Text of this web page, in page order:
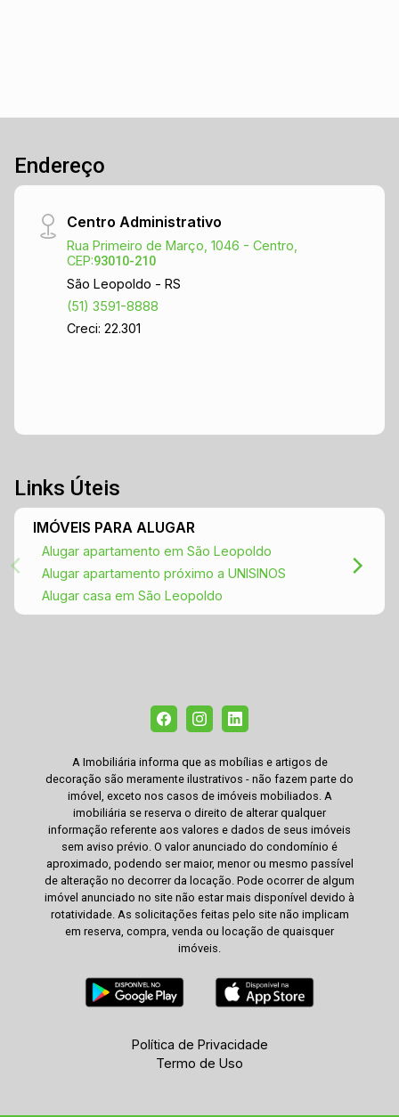
Endereço
Centro Administrativo
Rua Primeiro de Março, 1046 - Centro,
CEP:93010-210
São Leopoldo - RS
(51) 3591-8888
Creci: 22.301
Links Úteis
IMÓVEIS PARA ALUGAR
Alugar apartamento em São Leopoldo
Alugar apartamento próximo a UNISINOS
Alugar casa em São Leopoldo
A Imobiliária informa que as mobílias e artigos de
decoração são meramente ilustrativos - não fazem parte do
imóvel, exceto nos casos de imóveis mobiliados. A
imobiliária se reserva o direito de alterar qualquer
informação referente aos valores e dados de seus imóveis
sem aviso prévio. O valor anunciado do condomínio é
aproximado, podendo ser maior, menor ou mesmo passível
de alteração no decorrer da locação. Pode ocorrer de algum
imóvel anunciado no site não estar mais disponível devido à
rotatividade. As solicitações feitas pelo site não implicam
em reserva, compra, venda ou locação de quaisquer
imóveis.
Política de Privacidade
Termo de Uso